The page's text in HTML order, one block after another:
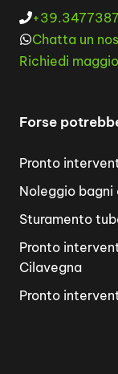
Chatta un
Richiedi
Forse
Pronto
Noleggio bagni
Sturamento
Pronto
Cilavegna
Pronto